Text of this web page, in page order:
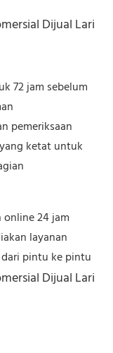
72 jam sebelum
pemeriksaan
ketat untuk
online 24 jam
layanan
pintu ke pintu